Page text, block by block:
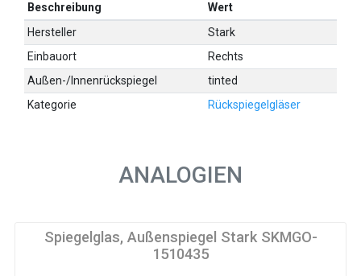
Beschreibung
Wert
Hersteller
Stark
Einbauort
Rechts
Außen-/Innenrückspiegel
tinted
Kategorie
Rückspiegelgläser
ANALOGIEN
Spiegelglas, Außenspiegel Stark SKMGO-
1510435